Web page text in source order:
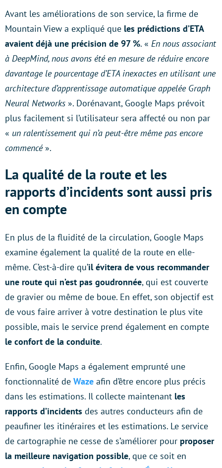
Avant les améliorations de son service, la firme de
Mountain View a expliqué que les prédictions d’ETA
avaient déjà une précision de 97 %. « En nous associant
à DeepMind, nous avons été en mesure de réduire encore
davantage le pourcentage d’ETA inexactes en utilisant une
architecture d’apprentissage automatique appelée Graph
Neural Networks ». Dorénavant, Google Maps prévoit
plus facilement si l’utilisateur sera affecté ou non par
« un ralentissement qui n’a peut-être même pas encore
commencé».
La qualité de la route et les
rapports d’incidents sont aussi pris
en compte
En plus de la fluidité de la circulation, Google Maps
examine également la qualité de la route en elle-
même. C’est-à-dire qu’il évitera de vous recommander
une route qui n’est pas goudronnée, qui est couverte
de gravier ou même de boue. En effet, son objectif est
de vous faire arriver à votre destination le plus vite
possible, mais le service prend également en compte
le confort de la conduite.
Enfin, Google Maps a également emprunté une
fonctionnalité de Waze afin d’être encore plus précis
dans les estimations. Il collecte maintenant les
rapports d’incidents des autres conducteurs afin de
peaufiner les itinéraires et les estimations. Le service
de cartographie ne cesse de s’améliorer pour proposer
la meilleure navigation possible, que ce soit en